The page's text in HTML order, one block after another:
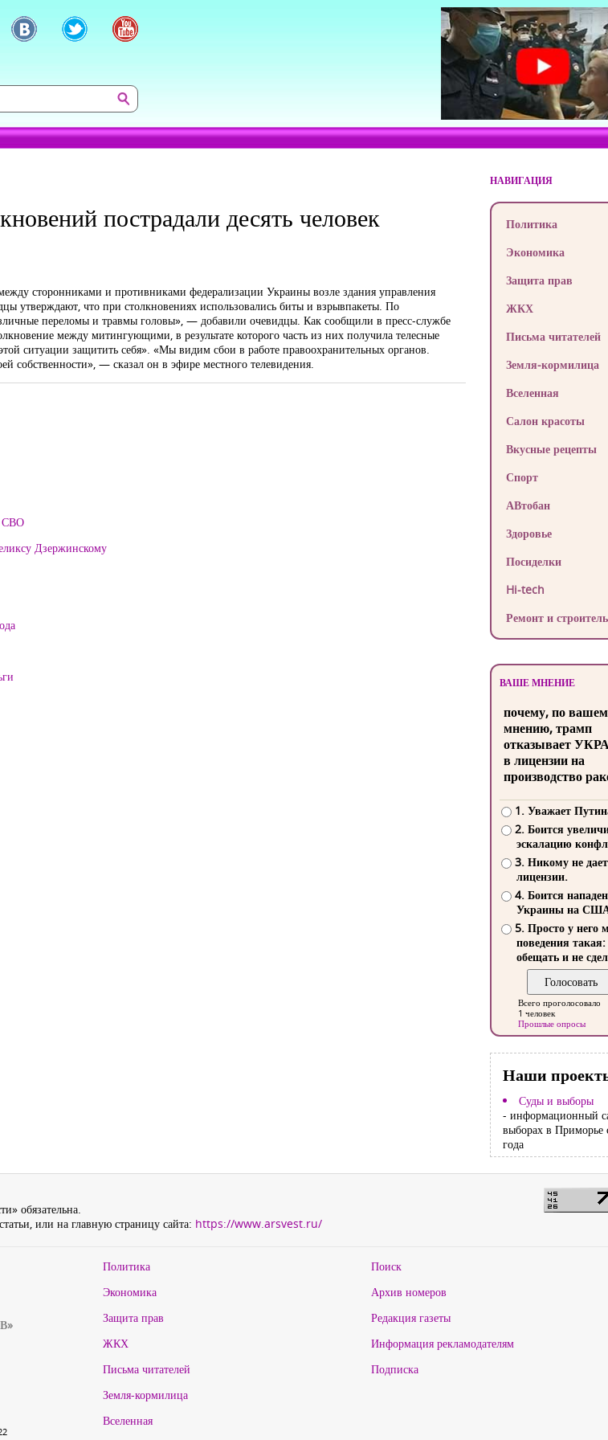
пострадали десять человек
сторонниками и противниками федерализации Украины возле здания управления
утверждают, что при столкновениях использовались биты и взрывпакеты. По
переломы и травмы головы», — добавили очевидцы. Как сообщили в пресс-службе
между митингующими, в результате которого часть из них получила телесные
ситуации защитить себя». «Мы видим сбои в работе правоохранительных органов.
собственности», — сказал он в эфире местного телевидения.
СВО
Дзержинскому
НАВИГАЦИЯ
Политика
Экономика
Защита прав
ЖКХ
Письма читателей
Земля-кормилица
Вселенная
Салон красоты
Вкусные рецепты
Спорт
АВтобан
Здоровье
Посиделки
Hi-tech
Ремонт и
ВАШЕ МНЕНИЕ
почему, по
мнению, трамп
отказывает
в лицензии на
производство
1. Уважает
2. Боится
эскалацию
3. Никому не
лицензии.
4. Боится
Украины на
5. Просто у него
поведения такая:
обещать и не
Всего проголосовало
1 человек
Прошлые опросы
Наши
Суды и выборы
- информационный
выборах в Приморье
года
обязательна.
или на главную страницу сайта: https://www.arsvest.ru/
Политика
Экономика
Защита прав
ЖКХ
Письма читателей
Земля-кормилица
Вселенная
Поиск
Архив номеров
Редакция газеты
Информация рекламодателям
Подписка